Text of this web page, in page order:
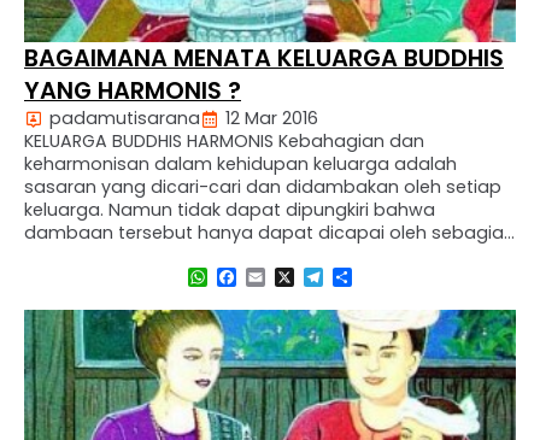
BAGAIMANA MENATA KELUARGA BUDDHIS
YANG HARMONIS ?
padamutisarana
12 Mar 2016
KELUARGA BUDDHIS HARMONIS Kebahagian dan
keharmonisan dalam kehidupan keluarga adalah
sasaran yang dicari-cari dan didambakan oleh setiap
keluarga. Namun tidak dapat dipungkiri bahwa
dambaan tersebut hanya dapat dicapai oleh sebagian
bahwa memiliki kekayaan berlimpah, keharmonisan
beranggapan, dengan cinta, tidak ada yang …
WhatsApp
Facebook
Email
X Telegram